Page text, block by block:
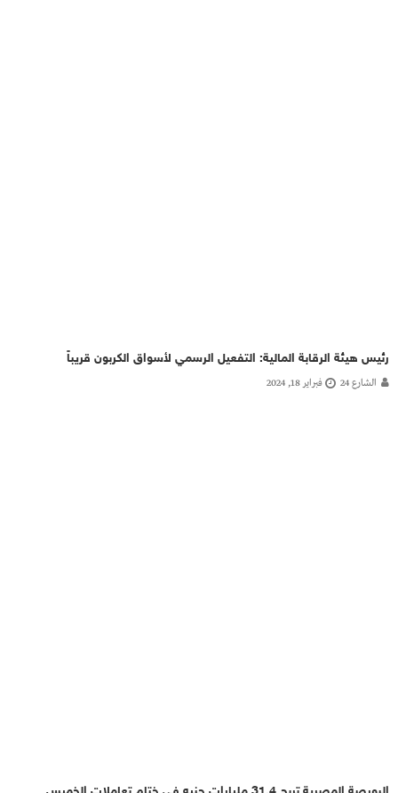
رئيس هيئة الرقابة المالية: التفعيل الرسمي لأسواق الكربون قريباً
الشارع 24 فبراير 18, 2024